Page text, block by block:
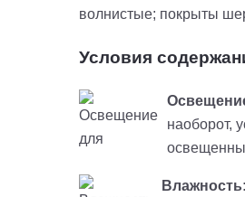
волнистые; покрыты
Условия
наоборот,
Влажность: